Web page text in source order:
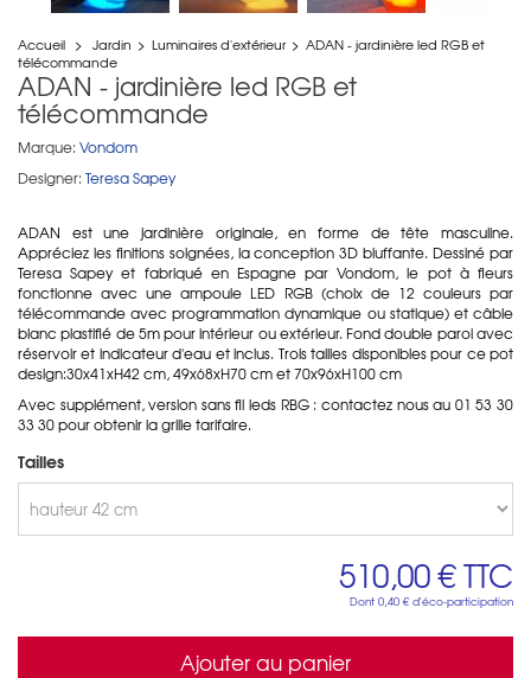
Accueil > Jardin > Luminaires d'extérieur > ADAN - jardinière led RGB et
télécommande
ADAN - jardinière led RGB et
télécommande
Marque: Vondom
Designer: Teresa Sapey
ADAN est une jardinière originale, en forme de tête masculine.
Appréciez les finitions soignées, la conception 3D bluffante. Dessiné par
Teresa Sapey et fabriqué en Espagne par Vondom, le pot à fleurs
fonctionne avec une ampoule LED RGB (choix de 12 couleurs par
télécommande avec programmation dynamique ou statique) et câble
blanc plastifié de 5m pour intérieur ou extérieur. Fond double paroi avec
réservoir et indicateur d'eau et inclus. Trois tailles disponibles pour ce pot
design:30x41xH42 cm, 49x68xH70 cm et 70x96xH100 cm
Avec supplément, version sans fil leds RBG : contactez nous au 01 53 30
33 30 pour obtenir la grille tarifaire.
Tailles
510,00 €TTC
Dont 0,40 € d'éco-participation
Ajouter au panier